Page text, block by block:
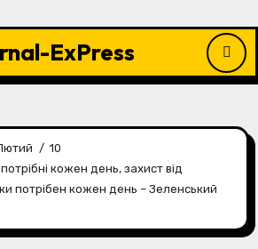
ExPress
10
кожен день, захист від
потрібен кожен день – Зеленський